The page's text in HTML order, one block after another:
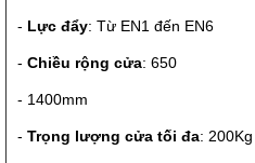
- Lực đẩy: Từ EN1 đến EN6
- Chiều rộng cửa: 650
- 1400mm
- Trọng lượng cửa tối đa: 200Kg